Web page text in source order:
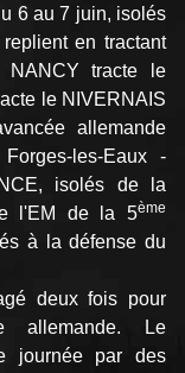
6 au 7 juin, isolés
en tractant
tracte le
le NIVERNAIS
allemande
les-Eaux -
isolés de la
l'EM de la 5ème
à la défense du
deux fois pour
allemande. Le
journée par des